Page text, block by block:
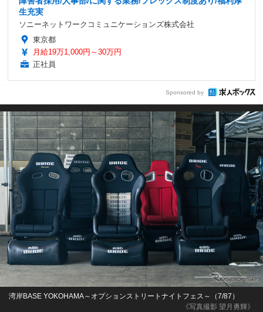
生充実
ソニーネットワークコミュニケーションズ株式会社
東京都
月給19万1,000円～30万円
正社員
Sponsored by
《写真撮影 望月勇輝》
湾岸BASE YOKOHAMA～オプションストリートナイトフェス～（7/87）